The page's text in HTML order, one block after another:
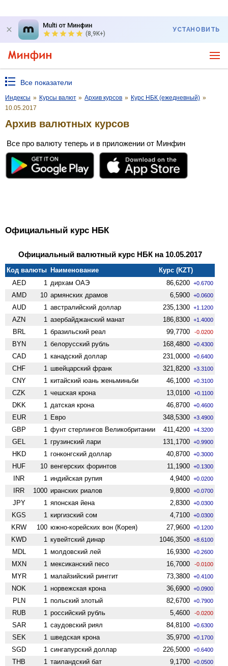
Multi от Минфин
(8,9K+)
УСТАНОВИТЬ
Все показатели
Индексы » Курсы валют » Архив курсов » Курс НБК (ежедневный) »
10.05.2017
Архив валютных курсов
Все про валюту теперь и в приложении от Минфин
Официальный курс НБК
Официальный валютный курс НБК на 10.05.2017
Код валюты Наименование
Курс (KZT)
AED
1 дирхам ОАЭ 86,6200 +0.6700
AMD 10 армянских драмов 6,5900 +0.0600
AUD 1 австралийский доллар 235,1300 +1.1200
AZN 1 азербайджанский манат 186,8300 +1.4000
BRL 1 бразильский реал 99,7700 -0.0200
BYN 1 белорусский рубль 168,4800 +0.4300
CAD 1 канадский доллар 231,0000 +0.6400
CHF 1 швейцарский франк 321,8200 +3.3100
CNY 1 китайский юань женьминьби 46,1000 +0.3100
CZK 1 чешская крона 13,0100 +0.1100
DKK 1 датская крона 46,8700 +0.4600
EUR 1 Евро 348,5300 +3.4900
GBP 1 фунт стерлингов Велико­британии 411,4200 +4.3200
GEL 1 грузинский лари 131,1700 +0.9900
HKD 1 гонконгский доллар 40,8700 +0.3000
HUF 10 венгерских форинтов 11,1900 +0.1300
INR 1 индийская рупия 4,9400 +0.0200
IRR 1000 иранских риалов 9,8000 +0.0700
JPY 1 японская йена 2,8300 +0.0300
KGS 1 киргизский сом 4,7100 +0.0300
KRW 100 южно-корейских вон (Корея) 27,9600 +0.1200
KWD 1 кувейтский динар 1046,3500 +8.6100
MDL 1 молдовский лей 16,9300 +0.2600
MXN 1 мексиканский песо 16,7000 -0.0100
MYR 1 малайзийский ринггит 73,3800 +0.4100
NOK 1 норвежская крона 36,6900 +0.0900
PLN 1 польский злотый 82,6700 +0.7900
RUB 1 российский рубль 5,4600 -0.0200
SAR 1 саудовский риял 84,8100 +0.6300
SEK 1 шведская крона 35,9700 +0.1700
SGD 1 сингапурский доллар 226,5000 +0.6400
THB 1 таиландский бат 9,1700 +0.0500